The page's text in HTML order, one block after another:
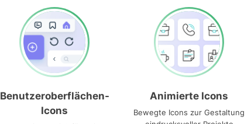
Benutzeroberflächen-
Icons
Animierte Icons
Bewegte Icons zur Gestaltung